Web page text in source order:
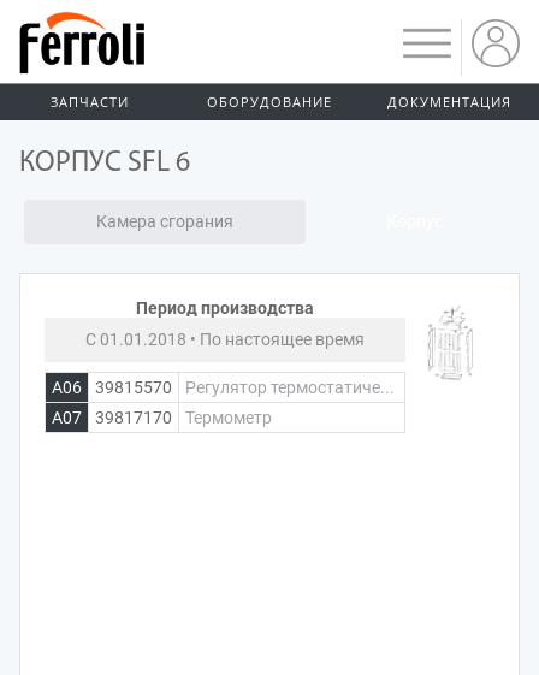
ЗАПЧАСТИ ОБОРУДОВАНИЕ ДОКУМЕНТАЦИЯ
КОРПУС SFL 6
Камера сгорания
Период производства
С 01.01.2018 • По настоящее время
A06 39815570
Регулятор термостатиче...
A07
39817170 Термометр